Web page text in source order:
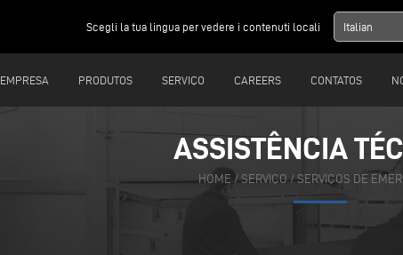
Scegli la tua lingua per vedere i contenuti locali Italian
EMPRESA PRODUTOS SERVIÇO CAREERS CONTATOS
ASSISTÊNCIA
HOME / SERVIÇO / SERVIÇOS DE